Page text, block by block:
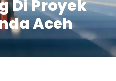
Di Proyek
Aceh